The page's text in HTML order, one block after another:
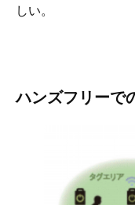
しい。
ハンズフリーで